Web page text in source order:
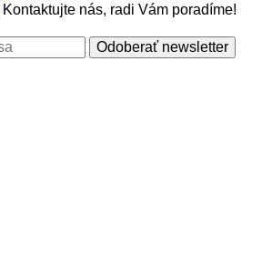
Kontaktujte nás, radi Vám poradíme!